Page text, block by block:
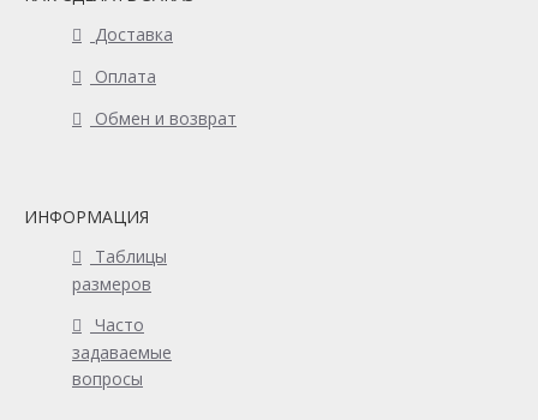
Доставка
Оплата
Обмен и возврат
ИНФОРМАЦИЯ
Таблицы
размеров
Часто
задаваемые
вопросы